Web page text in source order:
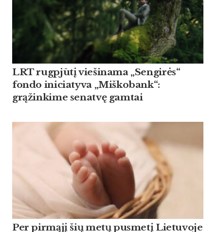
LRT rugpjūtį viešinama „Sengirės“
fondo iniciatyva „Miškobank“:
grąžinkime senatvę gamtai
Per pirmąjį šių metų pusmetį Lietuvoje